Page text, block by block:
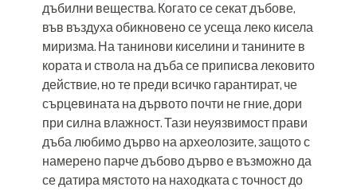
дъбилни вещества. Когато се секат дъбове,
във въздуха обикновено се усеща леко кисела
миризма. На танинови киселини и танините в
кората и ствола на дъба се приписва лековито
действие, но те преди всичко гарантират, че
сърцевината на дървото почти не гние, дори
при силна влажност. Тази неуязвимост прави
дъба любимо дърво на археолозите, защото с
намерено парче дъбово дърво е възможно да
се датира мястото на находката с точност до